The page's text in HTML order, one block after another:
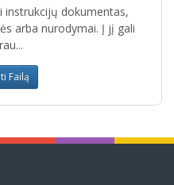
instrukcijų dokumentas,
arba nurodymai. Į jį gali
Failą